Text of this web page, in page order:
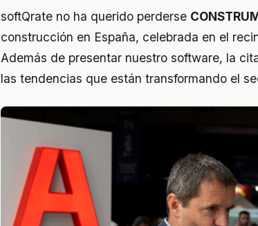
softQrate no ha querido perderse
construcción en España, celebrada en el
Además de presentar nuestro software, la
las tendencias que están transformando el